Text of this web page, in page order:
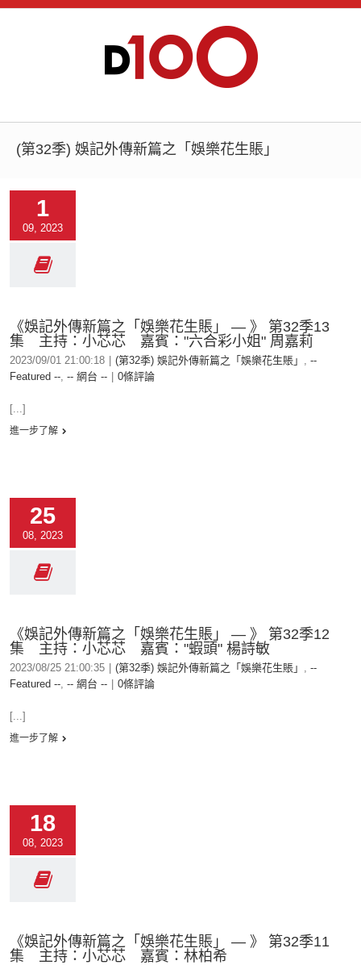
(第32季) 娛記外傳新篇之「娛樂花生賬」
1
09, 2023
《娛記外傳新篇之「娛樂花生賬」 — 》 第32季13
集 主持：小芯芯 嘉賓："六合彩小姐" 周嘉莉
2023/09/01 21:00:18 (第32季) 娛記外傳新篇之「娛樂花生賬」 , --
Featured --, -- 網台 -- 0條評論
[...]
進一步了解
25
08, 2023
《娛記外傳新篇之「娛樂花生賬」 — 》 第32季12
集 主持：小芯芯 嘉賓："蝦頭" 楊詩敏
2023/08/25 21:00:35 (第32季) 娛記外傳新篇之「娛樂花生賬」 , --
Featured --, -- 網台 -- 0條評論
[...]
進一步了解
18
08, 2023
《娛記外傳新篇之「娛樂花生賬」 — 》 第32季11
集 主持：小芯芯 嘉賓：林柏希